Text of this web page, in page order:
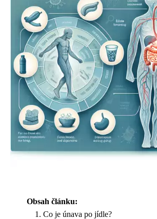
Obsah článku:
Co je únava po jídle?